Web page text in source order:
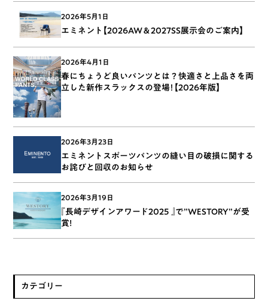
2026年5月1日
エミネント【2026AW＆2027SS展示会のご案内】
2026年4月1日
春にちょうど良いパンツとは？快適さと上品さを両
立した新作スラックスの登場！【2026年版】
2026年3月23日
エミネントスポーツパンツの縫い目の破損に関する
お詫びと回収のお知らせ
2026年3月19日
『長崎デザインアワード2025 』で”WESTORY”が受
賞!
カテゴリー